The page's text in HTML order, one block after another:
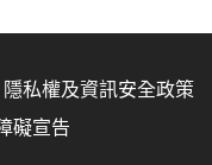
隱私權及資訊安全政策
礙宣告